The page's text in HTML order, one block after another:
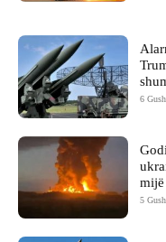
6
mijë
5